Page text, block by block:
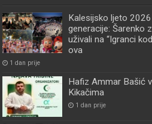
Kalesijsko ljeto
generacije: Šarenko
uživali na “Igranci
ova
1 dan prije
Hafiz Ammar Bašić
Kikačima
1 dan prije